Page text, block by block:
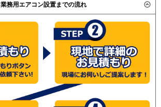
業務用エアコン設置までの流れ